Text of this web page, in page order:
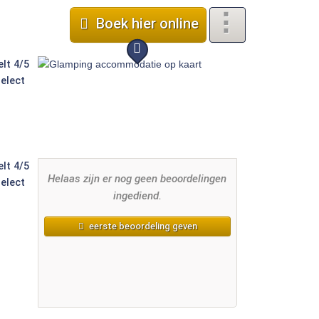
2 Zimmer von
Boek hier online
Helaas zijn er nog geen beoordelingen
ingediend.
eerste beoordeling geven